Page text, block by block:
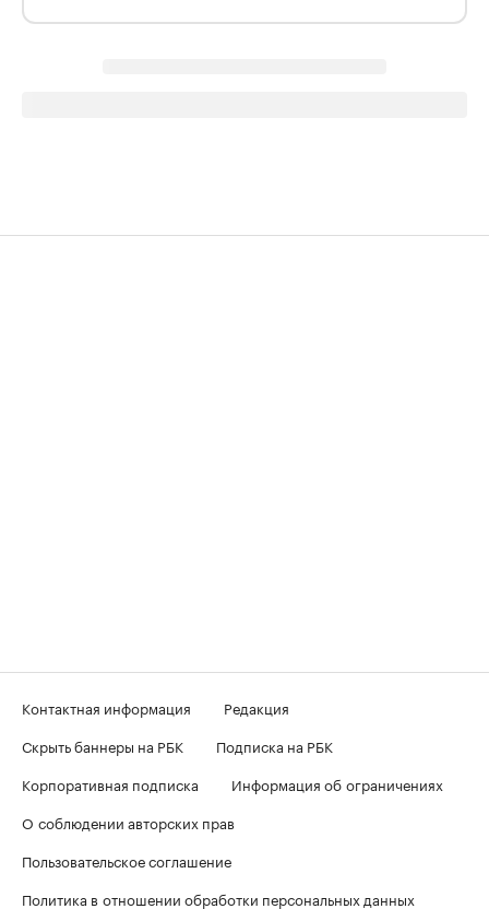
Контактная информация
Редакция
Скрыть баннеры на РБК
Подписка на РБК
Корпоративная подписка
Информация об ограничениях
О соблюдении авторских прав
Пользовательское соглашение
Политика в отношении обработки персональных данных